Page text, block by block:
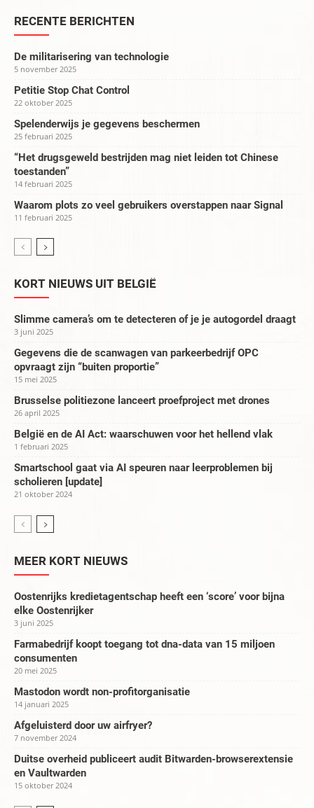
RECENTE BERICHTEN
De militarisering van technologie
5 november 2025
Petitie Stop Chat Control
22 oktober 2025
Spelenderwijs je gegevens beschermen
25 februari 2025
“Het drugsgeweld bestrijden mag niet leiden tot Chinese
toestanden”
14 februari 2025
Waarom plots zo veel gebruikers overstappen naar Signal
11 februari 2025
KORT NIEUWS UIT BELGIË
Slimme camera’s om te detecteren of je je autogordel draagt
3 juni 2025
Gegevens die de scanwagen van parkeerbedrijf OPC
opvraagt zijn “buiten proportie”
15 mei 2025
Brusselse politiezone lanceert proefproject met drones
26 april 2025
België en de AI Act: waarschuwen voor het hellend vlak
1 februari 2025
Smartschool gaat via AI speuren naar leerproblemen bij
scholieren [update]
21 oktober 2024
MEER KORT NIEUWS
Oostenrijks kredietagentschap heeft een ‘score’ voor bijna
elke Oostenrijker
3 juni 2025
Farmabedrijf koopt toegang tot dna-data van 15 miljoen
consumenten
20 mei 2025
Mastodon wordt non-profitorganisatie
14 januari 2025
Afgeluisterd door uw airfryer?
7 november 2024
Duitse overheid publiceert audit Bitwarden-browserextensie
en Vaultwarden
15 oktober 2024